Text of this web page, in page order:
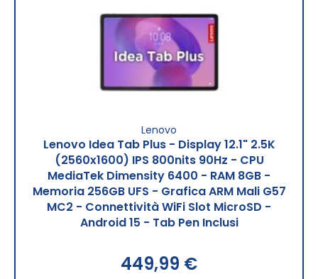
Lenovo
Lenovo Idea Tab Plus - Display 12.1" 2.5K
(2560x1600) IPS 800nits 90Hz - CPU
MediaTek Dimensity 6400 - RAM 8GB -
Memoria 256GB UFS - Grafica ARM Mali G57
MC2 - Connettività WiFi Slot MicroSD -
Android 15 - Tab Pen Inclusi
449,99 €